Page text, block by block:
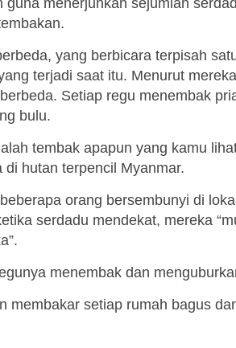
guna menerjunkan sejumlah
yang berbicara terpisah
terjadi saat itu. Menurut
Setiap regu menembak
bulu.
tembak apapun yang kamu
hutan terpencil Myanmar.
orang bersembunyi di
serdadu mendekat, mereka
menembak dan
membakar setiap rumah bagus